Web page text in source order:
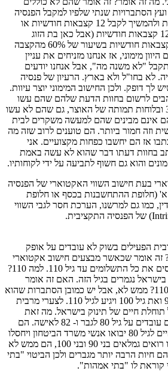
הסתברויות שנתי שלפיו למקבל הפנסיה
יש מדי שנה הסתברות לחיות ולהמשיך לקבל 12 קצבאות חודשיות או
הסתברות למות ולא לקבל 12 קצבאות חודשיות (אבל כאן בת הזוג
מתחילה לקבל במקומו 12 קצבאות חודשיות בשיעור של 60% מהקצבה
מימוני, אז אנחנו מזניחים את עניין
"לא משנה מה", אבל אנחנו יודעים
לא בחו"ל ולא בארץ. הרעיון של פנסיה
דופק. ולכן החישוב המימוני יוצר עיוות.
לרשום בחוות הדעת שלהם שהם עשו
שימוש בשיעור היוון של 3% ובלוחות תמותה של האוצר, גם שהם לא עשו
אינם מבינים שהם למעשה משקרים לבית
וזה חמור ביותר. הם טוענים לרוב שזה מה
אז הם יחשבו כפחות מקצועיים. אני
בחוות דעתו דבר שהוא לא עשה באמת
והוא גם חשוף לתביעה על ידי לקוחותיו.
בעת חישוב השווי האקטוארי של הפנסיה
(חלופת ההתחשבנות בכסף או חלופת
כמו גם למרשנו, הערכת חסר לגבי השווי
הפעילים בשוק לא עובדים על אופק
זה אומר שכאשר מבצעים חישוב אקטוארי
של פנסיה תקציבית אז פורסים את כל התשלומים עד גיל 110. למה 110?
נגמרים בגיל הזה. האם זה אומר
בהכרח שהגמלאי יגיע לגיל 110? ממש לא, אבל יש כמובן הסתברות שהוא
יעבור את גיל 80 ואת גיל 90 ואת גיל 100 ויגיע לגיל 110. לצערי מרבית
חיים של תינוק בישראל. מה זאת
אומרת? זאת אומרת שרובם עובדים על גיל 80 לגבר ו- 82 לאישה. הם
מניחים שבהגיע הגמלאי בחיים לגיל 80 יבואו אנשי משרד הביטחון ויחסלו
אותו במיטה. לשמחתנו, אנו רואים גמלאים בני 90 ובני 100, הם ממש לא
נשים, הם חיות הרבה יותר מגברים ולכן הביטוי "בתי
קוראת לו "בתי אמהות".